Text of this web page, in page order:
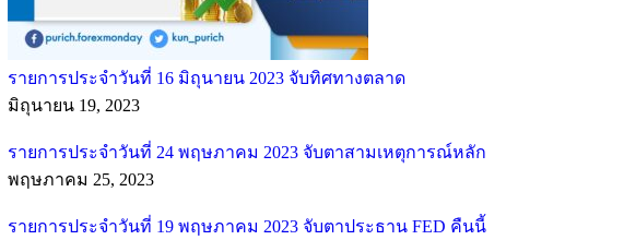
รายการประจำวันที่ 16 มิถุนายน 2023 จับทิศทางตลาด
มิถุนายน 19, 2023
รายการประจำวันที่ 24 พฤษภาคม 2023 จับตาสามเหตุการณ์หลัก
พฤษภาคม 25, 2023
รายการประจำวันที่ 19 พฤษภาคม 2023 จับตาประธาน FED คืนนี้